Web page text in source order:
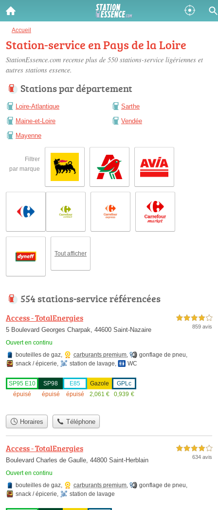
Accueil
Station-service en Pays de la Loire
StationEssence.com recense plus de 550 stations-service ligériennes et
autres stations essence.
Stations par département
Loire-Atlantique
Maine-et-Loire
Mayenne
Sarthe
Vendée
Filtrer
par marque
Tout afficher
554 stations-service référencées
Access - TotalEnergies
5 Boulevard Georges Charpak, 44600 Saint-Nazaire
Ouvert en continu
4,0 étoiles sur 5
859 avis
bouteilles de gaz, carburants premium, gonflage de pneu,
snack / épicerie, station de lavage, WC
SP95 E10
épuisé
SP98
épuisé
E85
épuisé
Gazole
2,061 €
GPLc
0,939 €
Horaires Téléphone
Access - TotalEnergies
Boulevard Charles de Gaulle, 44800 Saint-Herblain
Ouvert en continu
4,0 étoiles sur 5
634 avis
bouteilles de gaz, carburants premium, gonflage de pneu,
snack / épicerie, station de lavage
Gazole :
Disponible Épuisé
SP 98 :
Disponible
SP 95 :